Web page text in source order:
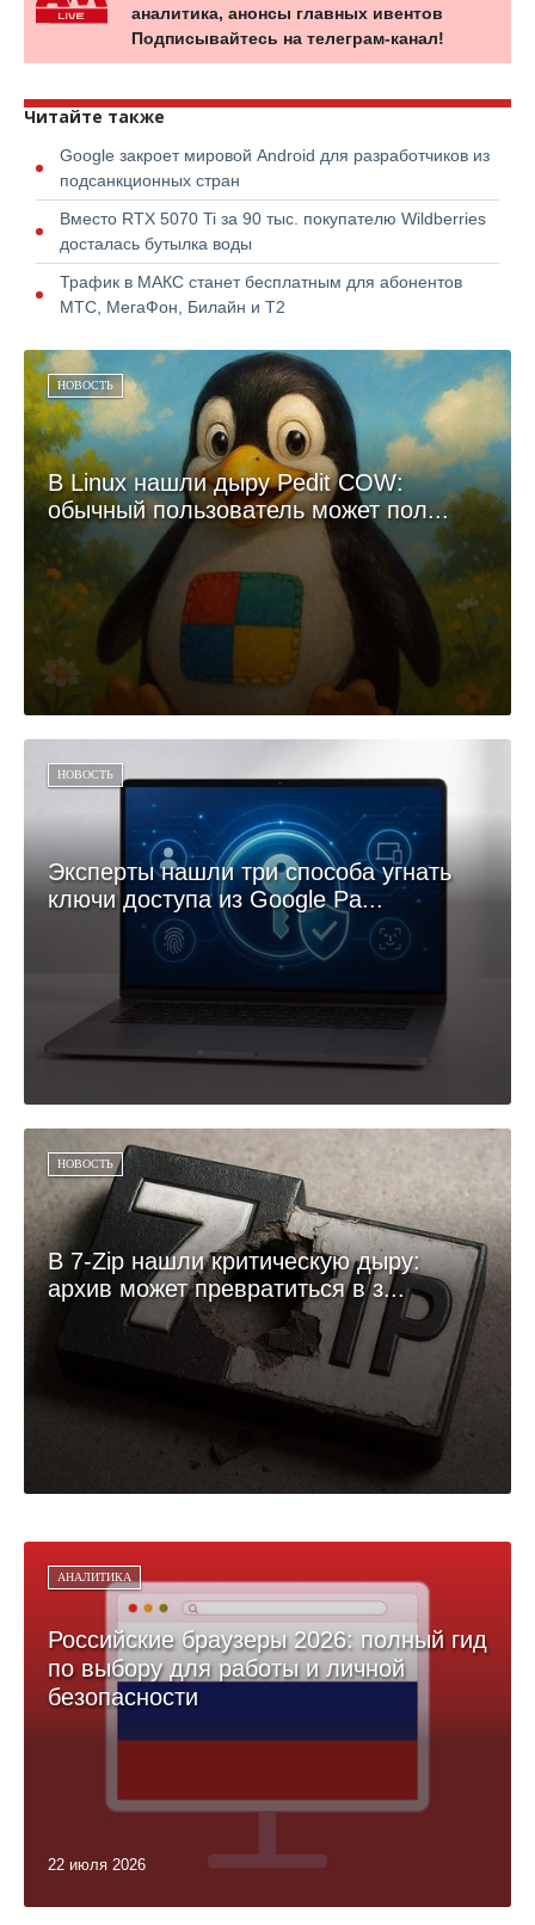
аналитика, анонсы главных ивентов
Подписывайтесь на телеграм-канал!
Читайте также
Google закроет мировой Android для разработчиков из
подсанкционных стран
Вместо RTX 5070 Ti за 90 тыс. покупателю Wildberries
досталась бутылка воды
Трафик в МАКС станет бесплатным для абонентов
МТС, МегаФон, Билайн и Т2
НОВОСТЬ
В Linux нашли дыру Pedit COW:
обычный пользователь может пол...
НОВОСТЬ
Эксперты нашли три способа угнать
ключи доступа из Google Pa...
НОВОСТЬ
В 7-Zip нашли критическую дыру:
архив может превратиться в з...
АНАЛИТИКА
Российские браузеры 2026: полный гид
по выбору для работы и личной
безопасности
22 июля 2026